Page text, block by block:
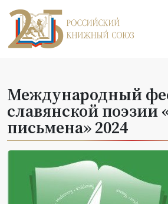
Международный
славянской
письмена» 2024